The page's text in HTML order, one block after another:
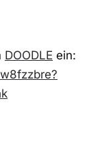
DOODLE ein: